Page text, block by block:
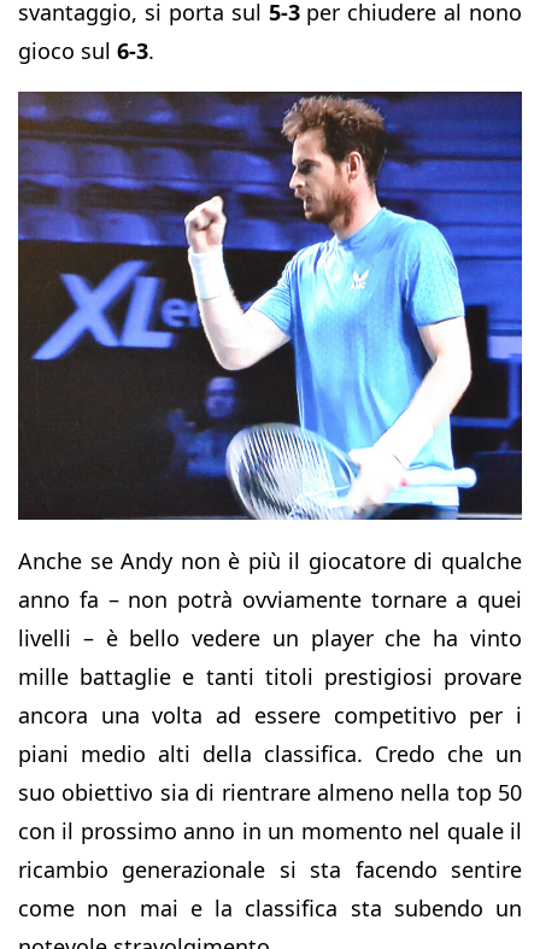
svantaggio, si porta sul 5-3per chiudere al nono
gioco sul 6-3.
Anche se Andy non è più il giocatore di qualche
anno fa – non potrà ovviamente tornare a quei
livelli – è bello vedere un player che ha vinto
mille battaglie e tanti titoli prestigiosi provare
ancora una volta ad essere competitivo per i
piani medio alti della classifica. Credo che un
suo obiettivo sia di rientrare almeno nella top 50
con il prossimo anno in un momento nel quale il
ricambio generazionale si sta facendo sentire
come non mai e la classifica sta subendo un